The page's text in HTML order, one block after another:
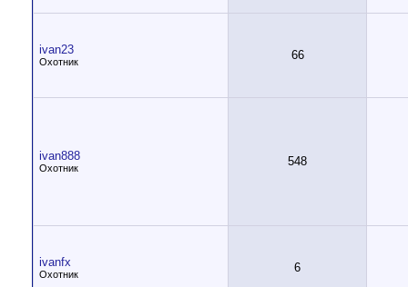
ivan23
Охотник 66
ivan888
Охотник 548
ivanfx
Охотник 6